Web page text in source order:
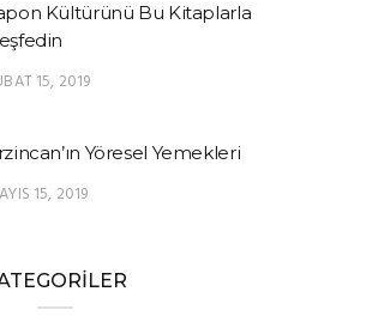
Kültürünü Bu Kitaplarla
15, 2019
Yöresel Yemekleri
15, 2019